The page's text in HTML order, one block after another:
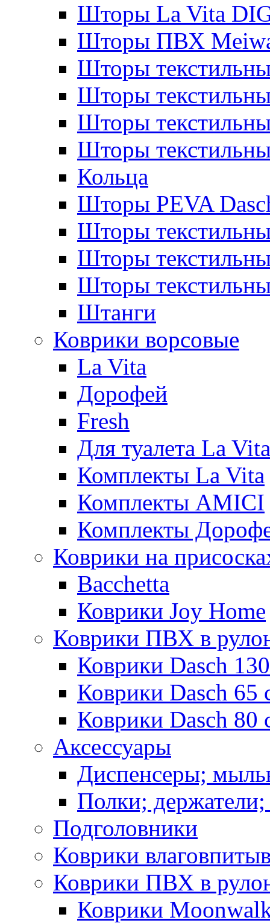
Шторы La Vita
Шторы ПВХ
Шторы
Шторы
Шторы
Шторы
Кольца
Шторы PEVA
Шторы
Шторы
Шторы
Штанги
Коврики ворсовые
La Vita
Дорофей
Fresh
Для туалета La Vita
Комплекты La Vita
Комплекты AMICI
Комплекты
Коврики на
Bacchetta
Коврики Joy Home
Коврики ПВХ в
Коврики Dasch
Коврики Dasch 65
Коврики Dasch 80
Аксессуары
Диспенсеры;
Полки;
Подголовники
Коврики
Коврики ПВХ в
Коврики